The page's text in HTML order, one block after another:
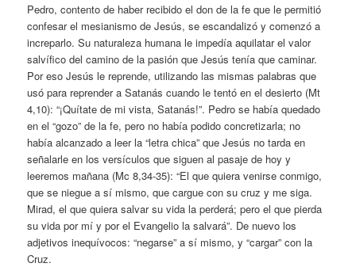
Pedro, contento de haber recibido el don de la fe que le permitió
confesar el mesianismo de Jesús, se escandalizó y comenzó a
increparlo. Su naturaleza humana le impedía aquilatar el valor
salvífico del camino de la pasión que Jesús tenía que caminar.
Por eso Jesús le reprende, utilizando las mismas palabras que
usó para reprender a Satanás cuando le tentó en el desierto (Mt
4,10): “¡Quítate de mi vista, Satanás!”. Pedro se había quedado
en el “gozo” de la fe, pero no había podido concretizarla; no
había alcanzado a leer la “letra chica” que Jesús no tarda en
señalarle en los versículos que siguen al pasaje de hoy y
leeremos mañana (Mc 8,34-35): “El que quiera venirse conmigo,
que se niegue a sí mismo, que cargue con su cruz y me siga.
Mirad, el que quiera salvar su vida la perderá; pero el que pierda
su vida por mí y por el Evangelio la salvará”. De nuevo los
adjetivos inequívocos: “negarse” a sí mismo, y “cargar” con la
Cruz.